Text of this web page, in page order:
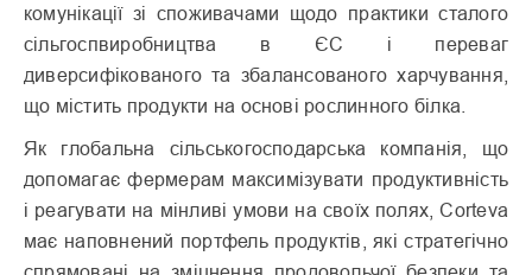
комунікації зі споживачами щодо практики сталого
сільгоспвиробництва в ЄС і переваг
диверсифікованого та збалансованого харчування,
що містить продукти на основі рослинного білка.
Як глобальна сільськогосподарська компанія, що
допомагає фермерам максимізувати продуктивність
і реагувати на мінливі умови на своїх полях, Corteva
має наповнений портфель продуктів, які стратегічно